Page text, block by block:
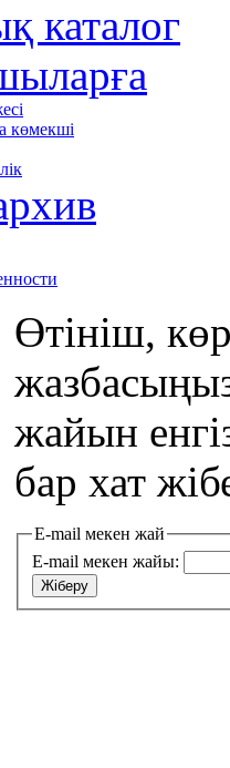
каталог
көмекші
Өтініш,
жайын
бар хат
E-mail мекен жай
E-mail мекен жайы:
Жіберу